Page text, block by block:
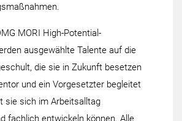
MORI High-Potential-
ausgewählte Talente auf die
die sie in Zukunft besetzen
und ein Vorgesetzter begleitet
sie sich im Arbeitsalltag
fachlich entwickeln können. Alle